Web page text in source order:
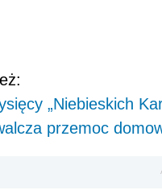
„Niebieskich
przemoc